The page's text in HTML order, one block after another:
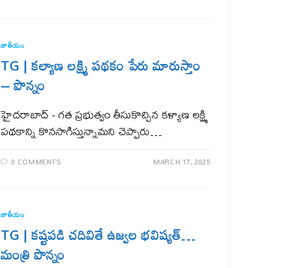
జాతీయం
TG | క‌ల్యాణ లక్ష్మి పథకం పేరు మారుస్తాం
– పొన్నం
హైద‌రాబాద్ - గత ప్రభుత్వం తీసుకొచ్చిన కళ్యాణ లక్ష్మి
పథకాన్ని కొనసాగిస్తున్నామని చెప్పారు…
0 COMMENTS MARCH 17, 2025
జాతీయం
TG | కష్టపడి చదివితే ఉజ్వల భవిష్యత్…
మంత్రి పొన్నం